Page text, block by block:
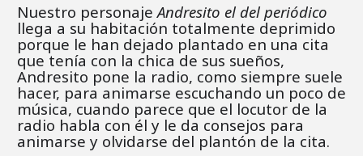
Nuestro personaje Andresito el del periódico
llega a su habitación totalmente deprimido
porque le han dejado plantado en una cita
que tenía con la chica de sus sueños,
Andresito pone la radio, como siempre suele
hacer, para animarse escuchando un poco de
música, cuando parece que el locutor de la
radio habla con él y le da consejos para
animarse y olvidarse del plantón de la cita.